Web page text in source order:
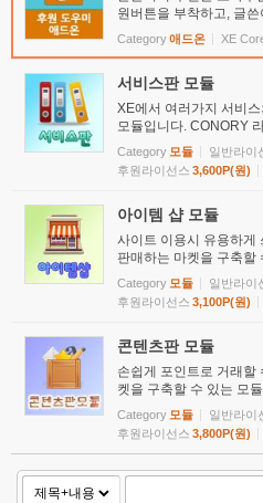
원버튼을 부착하고, 글
합니다.
Category애드온 XE
서비스판 모듈
XE에서 여러가지 서비
모듈입니다. CONORY
용하였습니다.
Category 모듈 일반라이
후원라이선스 3,600P(원)
아이템 샵 모듈
사이트 이용시 유용하게
판매하는 마켓을 구축할
Category 모듈 일반라이
후원라이선스 3,100P(원)
콘텐츠판 모듈
손쉽게 포인트로 거래할
켓을 구축할 수 있는 모
Category 모듈 일반라이
후원라이선스 3,800P(원)